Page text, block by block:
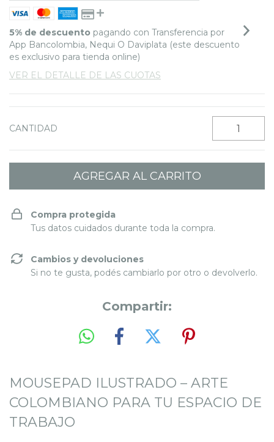
5% de descuento pagando con Transferencia por
App Bancolombia, Nequi O Daviplata (este descuento
es exclusivo para tienda online)
VER EL DETALLE DE LAS CUOTAS
CANTIDAD
Compra protegida
Tus datos cuidados durante toda la compra.
Cambios y devoluciones
Si no te gusta, podés cambiarlo por otro o devolverlo.
Compartir:
MOUSEPAD ILUSTRADO – ARTE
COLOMBIANO PARA TU ESPACIO DE
TRABAJO